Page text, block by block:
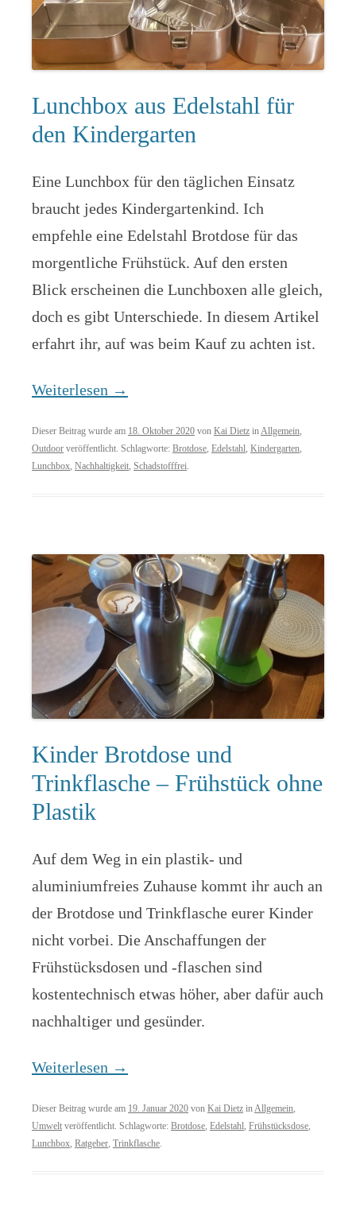
Lunchbox aus Edelstahl für
den Kindergarten
Eine Lunchbox für den täglichen Einsatz
braucht jedes Kindergartenkind. Ich
empfehle eine Edelstahl Brotdose für das
morgentliche Frühstück. Auf den ersten
Blick erscheinen die Lunchboxen alle gleich,
doch es gibt Unterschiede. In diesem Artikel
erfahrt ihr, auf was beim Kauf zu achten ist.
Weiterlesen →
Dieser Beitrag wurde am 18. Oktober 2020 von Kai Dietz inAllgemein,
Outdoor veröffentlicht. Schlagworte: Brotdose, Edelstahl, Kindergarten,
Lunchbox, Nachhaltigkeit, Schadstofffrei.
Kinder Brotdose und
Trinkflasche – Frühstück ohne
Plastik
Auf dem Weg in ein plastik- und
aluminiumfreies Zuhause kommt ihr auch an
der Brotdose und Trinkflasche eurer Kinder
nicht vorbei. Die Anschaffungen der
Frühstücksdosen und -flaschen sind
kostentechnisch etwas höher, aber dafür auch
nachhaltiger und gesünder.
Weiterlesen →
Dieser Beitrag wurde am 19. Januar 2020 von Kai Dietz inAllgemein,
Umwelt veröffentlicht. Schlagworte: Brotdose, Edelstahl, Frühstücksdose,
Lunchbox, Ratgeber, Trinkflasche.